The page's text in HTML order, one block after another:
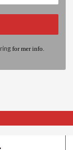
for mer info.